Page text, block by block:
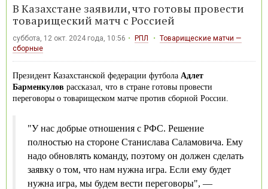
В Казахстане заявили, что готовы провести
товарищеский матч с Россией
суббота, 12 окт. 2024 года, 10:56 РПЛ
Товарищеские матчи —
сборные
Президент Казахстанской федерации футбола Адлет
Барменкулов рассказал, что в стране готовы провести
переговоры о товарищеском матче против сборной России.
"У нас добрые отношения с РФС. Решение
полностью на стороне Станислава Саламовича. Ему
надо обновлять команду, поэтому он должен сделать
заявку о том, что нам нужна игра. Если ему будет
нужна игра, мы будем вести переговоры", —